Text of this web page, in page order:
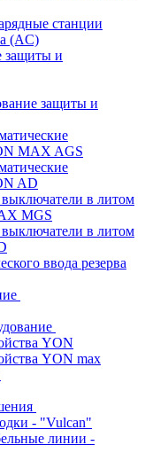
станции
(AC)
защиты и
защиты и
MAX AGS
AD
в литом
MGS
в литом
ввода резерва
YON
YON max
- "Vulcan"
линии -